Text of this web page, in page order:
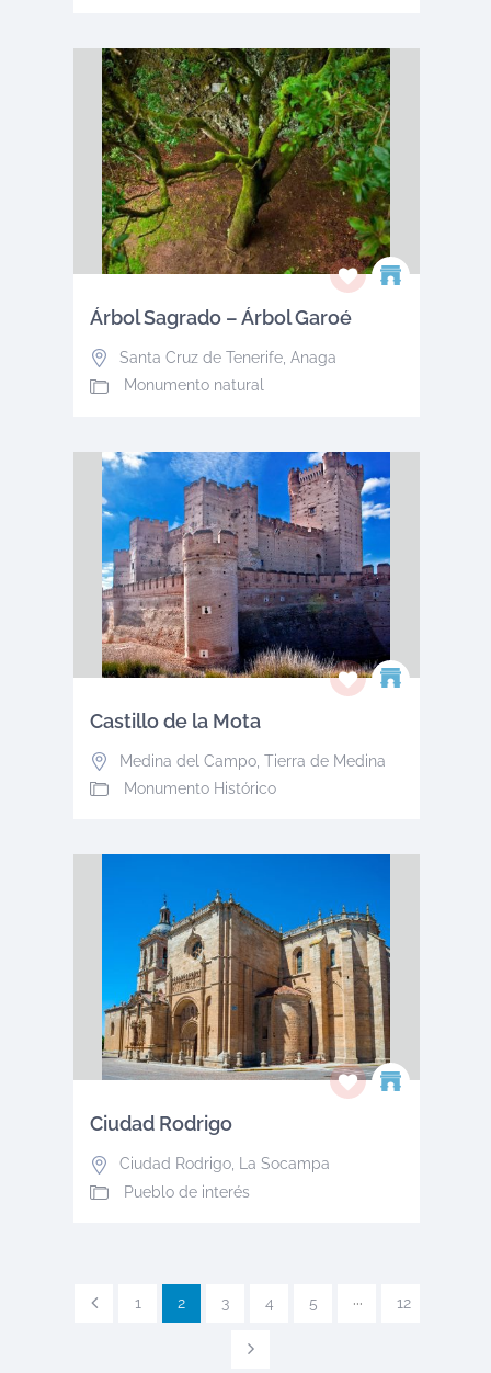
Árbol Sagrado – Árbol Garoé
Santa Cruz de Tenerife, Anaga
Monumento natural
Castillo de la Mota
Medina del Campo, Tierra de Medina
Monumento Histórico
Ciudad Rodrigo
Ciudad Rodrigo, La Socampa
Pueblo de interés
1 2 3 4 5 ··· 12